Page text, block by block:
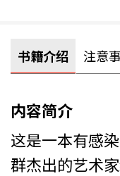
书籍介绍 注意
内容简介
这是一本有感
群杰出的艺术